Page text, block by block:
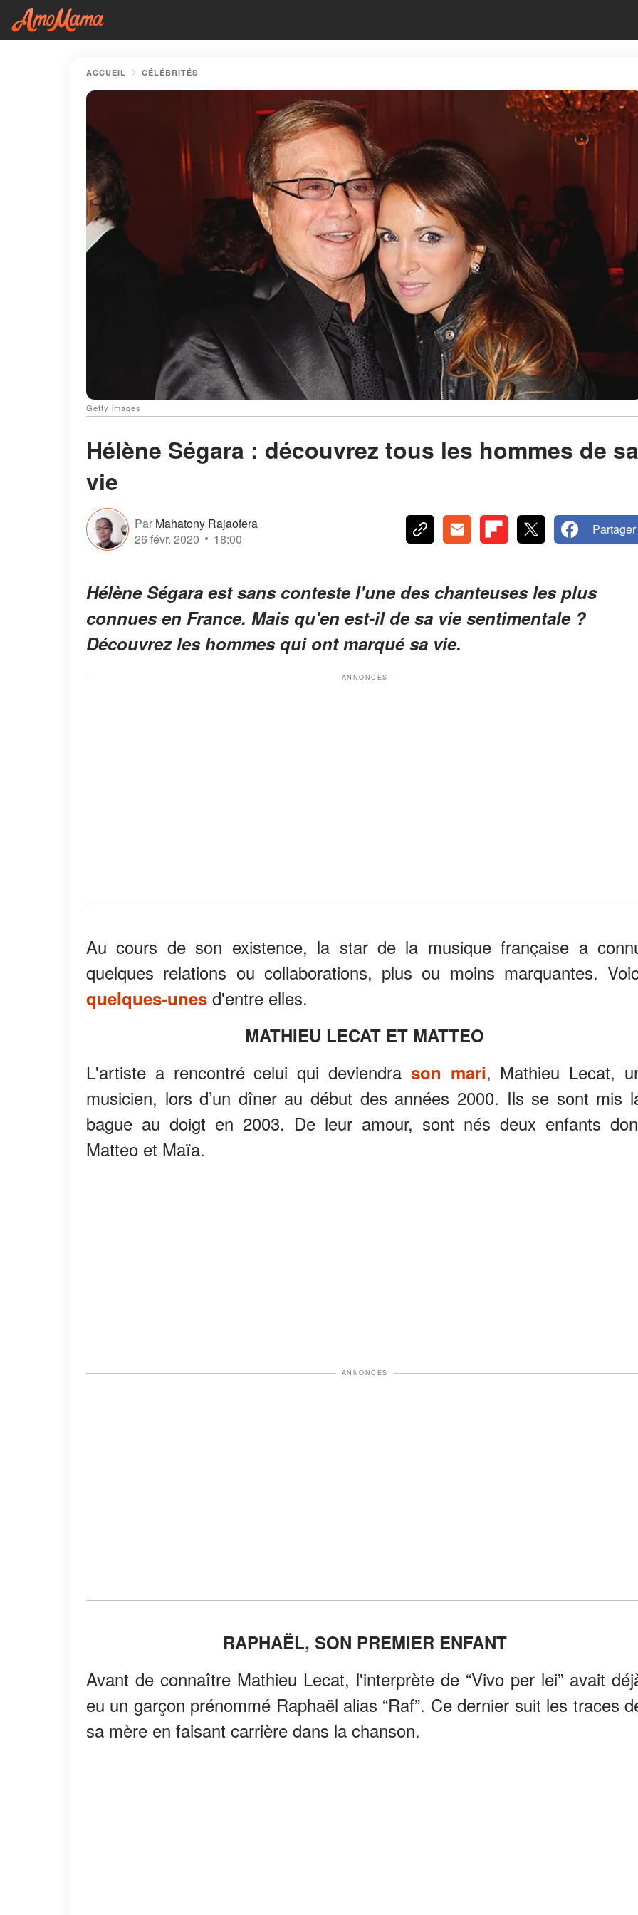
ACCUEIL CÉLÉBRITÉS
Getty images
Hélène Ségara : découvrez tous les hommes de sa
vie
Par Mahatony Rajaofera
26 févr. 2020
18:00
Partager
Hélène Ségara est sans conteste l'une des chanteuses les plus
connues en France. Mais qu'en est-il de sa vie sentimentale ?
Découvrez les hommes qui ont marqué sa vie.
ANNONCES
Au cours de son existence, la star de la musique française a
quelques relations ou collaborations, plus ou moins marquantes.
quelques-unes d'entre elles.
MATHIEU LECAT ET MATTEO
L'artiste a rencontré celui qui deviendra son mari, Mathieu Lecat,
musicien, lors d’un dîner au début des années 2000. Ils se sont mis
bague au doigt en 2003. De leur amour, sont nés deux enfants
Matteo et Maïa.
ANNONCES
RAPHAËL, SON PREMIER ENFANT
Avant de connaître Mathieu Lecat, l'interprète de “Vivo per lei” avait
eu un garçon prénommé Raphaël alias “Raf”. Ce dernier suit les traces
sa mère en faisant carrière dans la chanson.